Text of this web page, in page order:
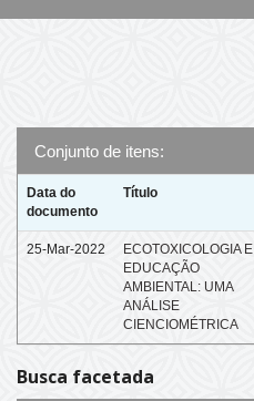
Conjunto de itens:
Data do
documento
Título
25-Mar-2022
ECOTOXICOLOGIA E
EDUCAÇÃO
AMBIENTAL: UMA
ANÁLISE
CIENCIOMÉTRICA
Busca facetada